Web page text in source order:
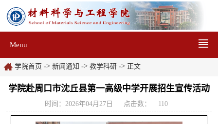
Menu
学院首页 -> 新闻通知 -> 教学科研 -> 正文
学院赴周口市沈丘县第一高级中学开展招生宣传活动
时间：2026年04月27日 点击数： 110